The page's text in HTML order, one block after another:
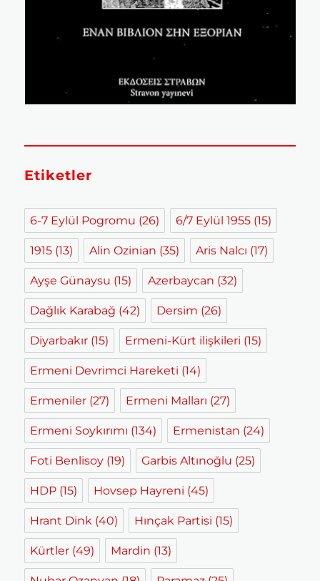
Etiketler
6-7 Eylül Pogromu (26) 6/7 Eylül 1955 (15)
1915 (13) Alin Ozinian (35) Aris Nalcı (17)
Ayşe Günaysu (15) Azerbaycan (32)
Dağlık Karabağ (42) Dersim (26)
Diyarbakır (15) Ermeni-Kürt ilişkileri (15)
Ermeni Devrimci Hareketi (14)
Ermeniler (27) Ermeni Malları (27)
Ermeni Soykırımı (134) Ermenistan (24)
Foti Benlisoy (19) Garbis Altınoğlu (25)
HDP (15) Hovsep Hayreni (45)
Hrant Dink (40) Hınçak Partisi (15)
Kürtler (49) Mardin (13)